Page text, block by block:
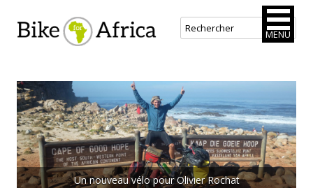
Bike for Africa
au
contenu
principal
Un nouveau vélo pour Olivier Rochat
MENU